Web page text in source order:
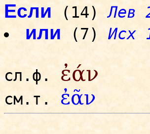
Если (14)Лев
или (7) Исх
сл.ф. ἐάν
см.т. ἐᾶν